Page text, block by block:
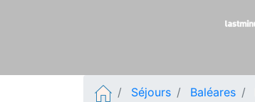
Séjours Baléares